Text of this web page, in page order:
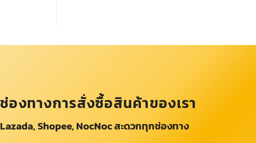
ช่องทางการสั่งซื้อสินค้าของเรา
Lazada, Shopee, NocNoc สะดวกทุกช่องทาง